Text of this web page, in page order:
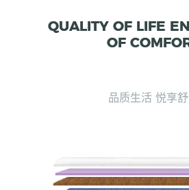
QUALITY OF LIFE
OF
品质生活 悦享